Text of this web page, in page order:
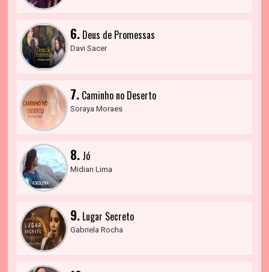
6. Deus de Promessas
Davi Sacer
7. Caminho no Deserto
Soraya Moraes
8. Jó
Midian Lima
9. Lugar Secreto
Gabriela Rocha